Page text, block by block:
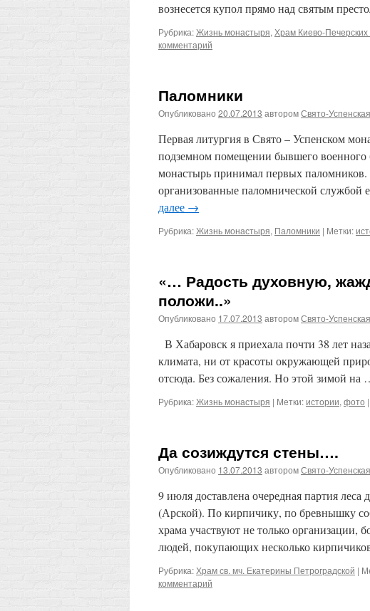
вознесется купол прямо над святым
Рубрика:Жизнь монастыря, Храм Киево-Печерских
комментарий
Паломники
Опубликовано 20.07.2013 авторомСвято-
Первая литургия в Свято – Успенском
подземном помещении бывшего
монастырь принимал первых
организованные паломнической
далее →
Рубрика:Жизнь монастыря, Паломники | Метки:
«… Радость духовную,
положи..»
Опубликовано 17.07.2013 авторомСвято-
В Хабаровск я приехала почти 38 лет
климата, ни от красоты окружающей
отсюда. Без сожаления. Но этой зимой на
Рубрика:Жизнь монастыря | Метки:истории, фото |
Да созиждутся стены….
Опубликовано 13.07.2013 авторомСвято-
9 июля доставлена очередная партия
(Арской). По кирпичику, по бревнышку
храма участвуют не только организации,
людей, покупающих несколько
Рубрика:Храм св. мч. Екатерины Петроградской |
комментарий